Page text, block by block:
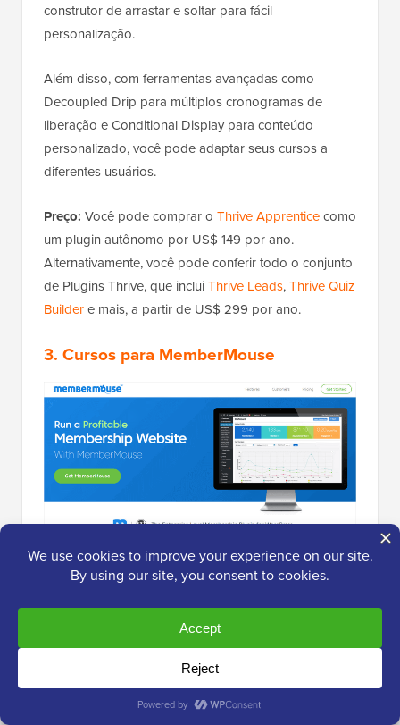
construtor de arrastar e soltar para fácil
personalização.
Além disso, com ferramentas avançadas como
Decoupled Drip para múltiplos cronogramas de
liberação e Conditional Display para conteúdo
personalizado, você pode adaptar seus cursos a
diferentes usuários.
Preço: Você pode comprar o Thrive Apprenticecomo
um plugin autônomo por US$ 149 por ano.
Alternativamente, você pode conferir todo o conjunto
de Plugins Thrive, que incluiThrive Leads,Thrive Quiz
Buildere mais, a partir de US$ 299 por ano.
3. Cursos para MemberMouse
MemberMouseé um plugin de associação flexível
que desejamintegrar a criação de
cursos e o upsell. Além de seus recursos avançados
de associação, ele possui um sistema de
gerenciamento de aprendizado abrangente chamado
Courses for MemberMouse.